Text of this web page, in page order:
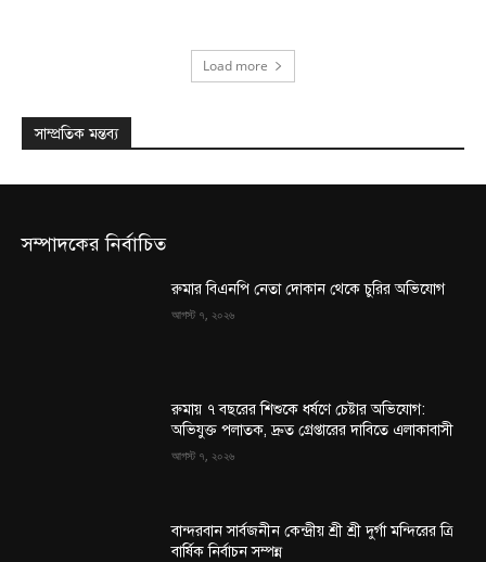
Load more
সাম্প্রতিক মন্তব্য
সম্পাদকের নির্বাচিত
রুমার বিএনপি নেতা দোকান থেকে চুরির অভিযোগ
আগস্ট ৭, ২০২৬
রুমায় ৭ বছরের শিশুকে ধর্ষণে চেষ্টার অভিযোগ:
অভিযুক্ত পলাতক, দ্রুত গ্রেপ্তারের দাবিতে এলাকাবাসী
আগস্ট ৭, ২০২৬
বান্দরবান সার্বজনীন কেন্দ্রীয় শ্রী শ্রী দুর্গা মন্দিরের ত্রি
বার্ষিক নির্বাচন সম্পন্ন